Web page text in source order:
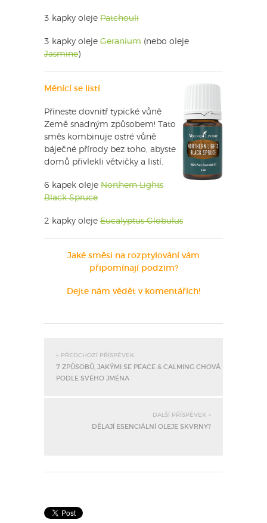
3 kapky oleje Patchouli
3 kapky oleje Geranium (nebo oleje
Jasmine)
Měnící se listí
Přineste dovnitř typické vůně
Země snadným způsobem! Tato
směs kombinuje ostré vůně
báječné přírody bez toho, abyste
domů přivlekli větvičky a listí.
6 kapek oleje Northern Lights
Black Spruce
2 kapky oleje Eucalyptus Globulus
Jaké směsi na rozptylování vám
připomínají podzim?
Dejte nám vědět v komentářích!
« PŘEDCHOZÍ PŘÍSPĚVEK
7 ZPŮSOBŮ, JAKÝMI SE PEACE & CALMING CHOVÁ
PODLE SVÉHO JMÉNA
DALŠÍ PŘÍSPĚVEK »
DĚLAJÍ ESENCIÁLNÍ OLEJE SKVRNY?